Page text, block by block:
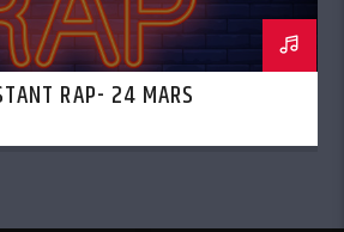
RAP- 24 MARS